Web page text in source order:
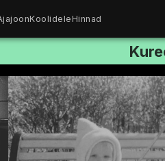
KoolideleHinnad